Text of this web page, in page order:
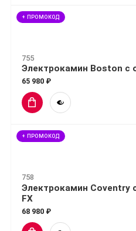
+ ПРОМОКОД
755
Электрокамин Boston с
65 980 ₽
+ ПРОМОКОД
758
Электрокамин Coventry
FX
68 980 ₽